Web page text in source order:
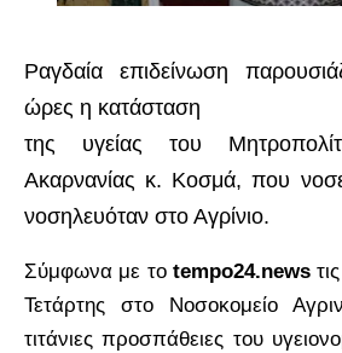
Ραγδαία επιδείνωση
ώρες η κατάσταση
της υγείας του
Ακαρνανίας κ. Κοσμά, που
νοσηλευόταν στο Αγρίνιο.
Σύμφωνα με το tempo24.news
Τετάρτης στο Νοσοκομείο
τιτάνιες προσπάθειες του